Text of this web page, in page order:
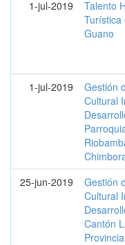
1-jul-2019
Talento
Turística
Guano
1-jul-2019
Gestión
Cultural
25-jun-2019
Gestión
Cultural
Cantón